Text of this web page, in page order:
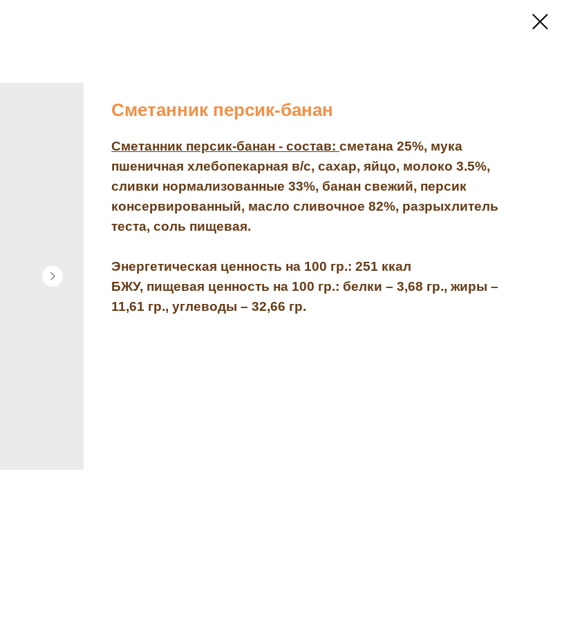
Сметанник персик-банан
Сметанник персик-банан - состав: сметана 25%, мука
пшеничная хлебопекарная в/с, сахар, яйцо, молоко 3.5%,
сливки нормализованные 33%, банан свежий, персик
консервированный, масло сливочное 82%, разрыхлитель
теста, соль пищевая.
Энергетическая ценность на 100 гр.: 251 ккал
БЖУ, пищевая ценность на 100 гр.: белки – 3,68 гр., жиры –
11,61 гр., углеводы – 32,66 гр.